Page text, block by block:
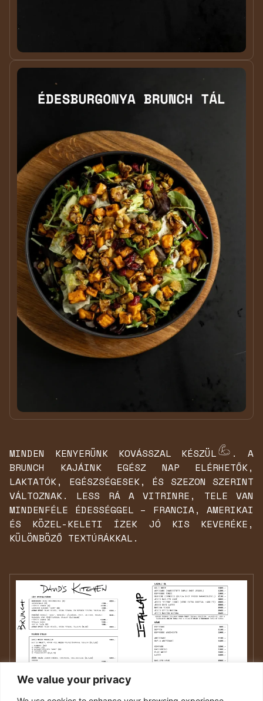
We value your privacy
MINDEN KENYERÜNK KOVÁSSZAL KÉSZÜL
. A
BRUNCH KAJÁINK EGÉSZ NAP ELÉRHETŐK,
LAKTATÓK, EGÉSZSÉGESEK, ÉS SZEZON SZERINT
VÁLTOZNAK. LESS RÁ A VITRINRE, TELE VAN
MINDENFÉLE ÉDESSÉGGEL – FRANCIA, AMERIKAI
ÉS KÖZEL-KELETI ÍZEK JÓ KIS KEVERÉKE,
KÜLÖNBÖZŐ TEXTÚRÁKKAL.